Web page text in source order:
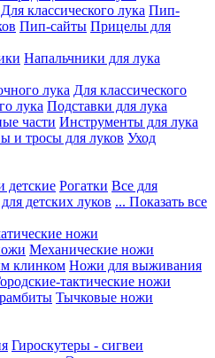
Для классического лука Пип-
Пип-сайты Прицелы для
Напальчники для лука
лука Для классического
лука Подставки для лука
части Инструменты для лука
и тросы для луков Уход
детские Рогатки Все для
детских луков ... Показать все
ножи
Механические ножи
клинком Ножи для выживания
тактические ножи
Тычковые ножи
Гироскутеры - сигвеи